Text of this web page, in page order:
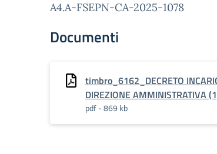
A4.A-FSEPN-CA-2025-1078
Documenti
timbro_6162_DECRETO
DIREZIONE AMMINISTRATIVA
pdf - 869 kb